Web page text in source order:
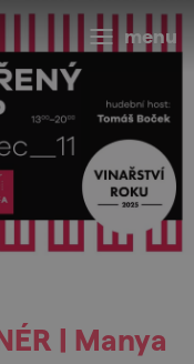
menu
| Manya